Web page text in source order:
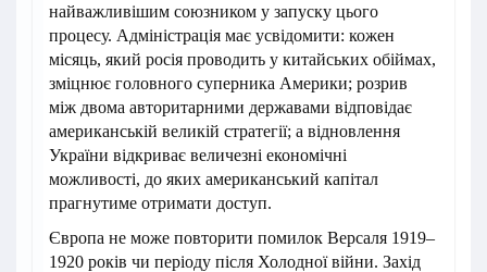
найважливішим союзником у запуску цього
процесу. Адміністрація має усвідомити: кожен
місяць, який росія проводить у китайських обіймах,
зміцнює головного суперника Америки; розрив
між двома авторитарними державами відповідає
американській великій стратегії; а відновлення
України відкриває величезні економічні
можливості, до яких американський капітал
прагнутиме отримати доступ.
Європа не може повторити помилок Версаля 1919–
1920 років чи періоду після Холодної війни. Захід